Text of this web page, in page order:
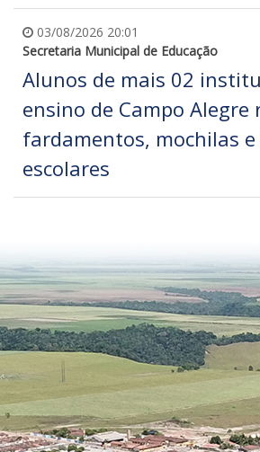
03/08/2026 20:01
Secretaria Municipal de Educação
Alunos de mais 02
ensino de Campo Alegre
fardamentos, mochilas
escolares